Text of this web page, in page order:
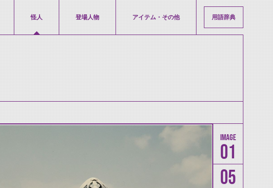
怪人 登場人物 アイテム・その他 用語辞典
01
05